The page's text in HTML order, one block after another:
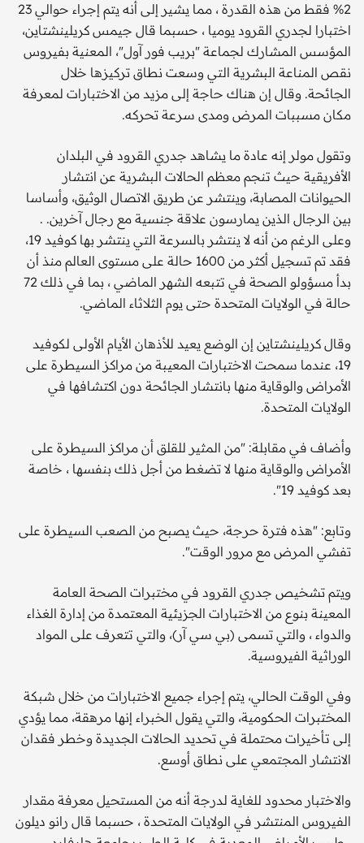
2% فقط من هذه القدرة ، مما يشير إلى أنه يتم إجراء حوالي 23
اختبارا لجدري القرود يوميا ، حسبما قال جيمس كريلينشتاين،
المؤسس المشارك لجماعة "بريب فور آول"، المعنية بفيروس
نقص المناعة البشرية التي وسعت نطاق تركيزها خلال
الجائحة. وقال إن هناك حاجة إلى مزيد من الاختبارات لمعرفة
مكان مسببات المرض ومدى سرعة تحركه.
وتقول مولر إنه عادة ما يشاهد جدري القرود في البلدان
الأفريقية حيث تنجم معظم الحالات البشرية عن انتشار
الحيوانات المصابة، وينتشر عن طريق الاتصال الوثيق، وأساسا
بين الرجال الذين يمارسون علاقة جنسية مع رجال آخرين. .
وعلى الرغم من أنه لا ينتشر بالسرعة التي ينتشر بها كوفيد 19،
فقد تم تسجيل أكثر من 1600 حالة على مستوى العالم منذ أن
بدأ مسؤولو الصحة في تتبعه الشهر الماضي ، بما في ذلك 72
حالة في الولايات المتحدة حتى يوم الثلاثاء الماضي.
وقال كريلينشتاين إن الوضع يعيد للأذهان الأيام الأولى لكوفيد
19، عندما سمحت الاختبارات المعيبة من مراكز السيطرة على
الأمراض والوقاية منها بانتشار الجائحة دون اكتشافها في
الولايات المتحدة.
وأضاف في مقابلة: "من المثير للقلق أن مراكز السيطرة على
الأمراض والوقاية منها لا تضغط من أجل ذلك بنفسها ، خاصة
بعد كوفيد 19".
وتابع: "هذه فترة حرجة، حيث يصبح من الصعب السيطرة على
تفشي المرض مع مرور الوقت".
ويتم تشخيص جدري القرود في مختبرات الصحة العامة
المعينة بنوع من الاختبارات الجزيئية المعتمدة من إدارة الغذاء
والدواء ، والتي تسمى (بي سي آر)، والتي تتعرف على المواد
الوراثية الفيروسية.
وفي الوقت الحالي، يتم إجراء جميع الاختبارات من خلال شبكة
المختبرات الحكومية، والتي يقول الخبراء إنها مرهقة، مما يؤدي
إلى تأخيرات محتملة في تحديد الحالات الجديدة وخطر فقدان
الانتشار المجتمعي على نطاق أوسع.
والاختبار محدود للغاية لدرجة أنه من المستحيل معرفة مقدار
الفيروس المنتشر في الولايات المتحدة ، حسبما قال رانو ديلون